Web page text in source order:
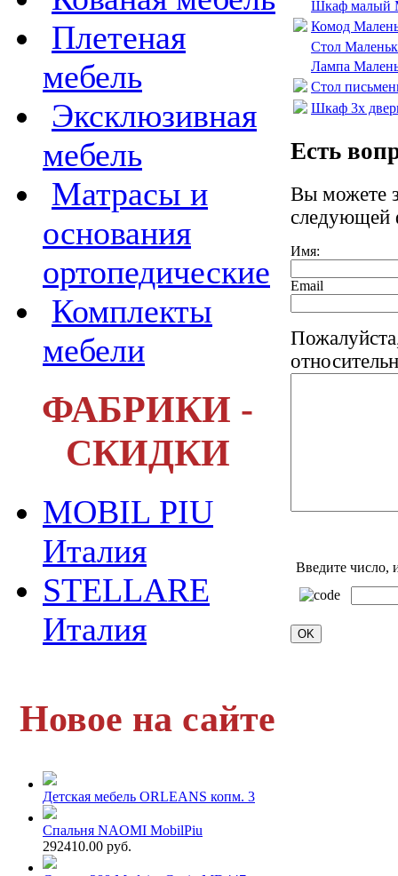
Плетеная
мебель
Эксклюзивная
мебель
Матрасы и
основания
ортопедические
Комплекты
мебели
ФАБРИКИ -
СКИДКИ
MOBIL PIU
Италия
STELLARE
Италия
Новое на сайте
Детская мебель ORLEANS копм. 3
Спальня NAOMI MobilPiu
292410.00 руб.
Шкаф малый
Комод
Стол
Лампа
Стол
Шкаф 3х
Есть
Вы можете
Имя:
Email
Введите число,